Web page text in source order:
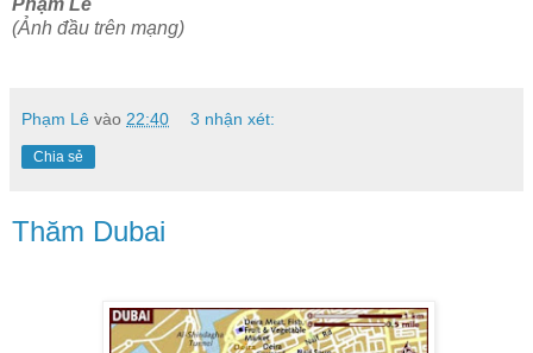
(Ảnh đầu trên mạng)
Phạm Lê vào 22:40 3 nhận xét:
Chia sẻ
Thăm Dubai